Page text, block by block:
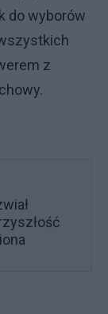
do wyborów
z